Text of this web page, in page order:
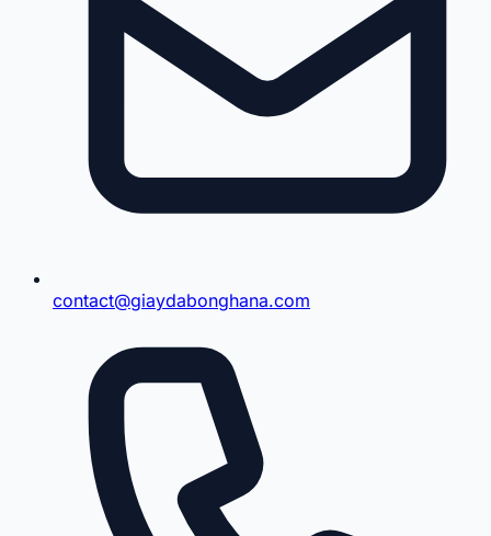
contact@giaydabonghana.com